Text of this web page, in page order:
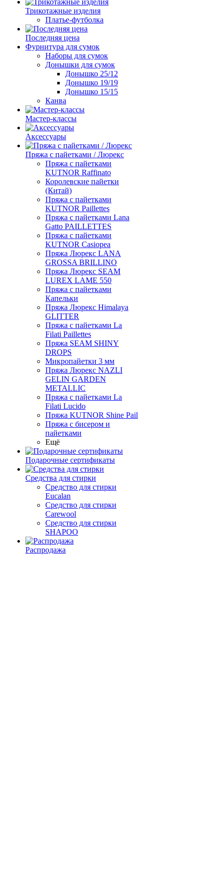
Трикотажные изделия
Платье-футболка
Последняя цена
Фурнитура для сумок
Наборы для сумок
Донышки для сумок
Донышко 25/12
Донышко 19/19
Донышко 15/15
Канва
Мастер-классы
Аксессуары
Пряжа с пайетками / Люрекс
Пряжа с пайетками
KUTNOR Raffinato
Королевские пайетки
(Китай)
Пряжа с пайетками
KUTNOR Paillettes
Пряжа с пайетками Lana
Gatto PAILLETTES
Пряжа с пайетками
KUTNOR Casiopea
Пряжа Люрекс LANA
GROSSA BRILLINO
Пряжа Люрекс SEAM
LUREX LAME 550
Пряжа с пайетками
Капельки
Пряжа Люрекс Himalaya
GLITTER
Пряжа с пайетками La
Filati Paillettes
Пряжа SEAM SHINY
DROPS
Микропайетки 3 мм
Пряжа Люрекс NAZLI
GELIN GARDEN
METALLIC
Пряжа с пайетками La
Filati Lucido
Пряжа KUTNOR Shine Pail
Пряжа с бисером и
пайетками
Ещё
Подарочные сертификаты
Средства для стирки
Средство для стирки
Eucalan
Средство для стирки
Carewool
Средство для стирки
SHAPOO
Распродажа